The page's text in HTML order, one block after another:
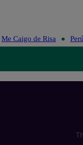
Me Caigo de Risa